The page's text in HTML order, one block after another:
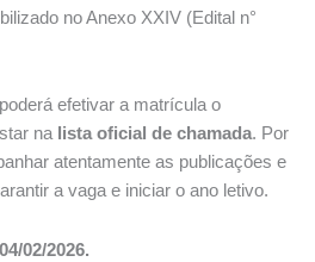
no Anexo XXIV (Edital n°
efetivar a matrícula o
na lista oficial de chamada. Por
atentamente as publicações e
a vaga e iniciar o ano letivo.
02/2026.